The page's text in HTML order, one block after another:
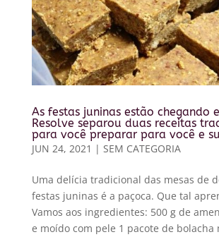
As festas juninas estão chegando
Resolve separou duas receitas
para você preparar para você e
JUN 24, 2021 | SEM CATEGORIA
Uma delícia tradicional das mesas de
festas juninas é a paçoca. Que tal
Vamos aos ingredientes: 500 g de
e moído com pele 1 pacote de bolacha